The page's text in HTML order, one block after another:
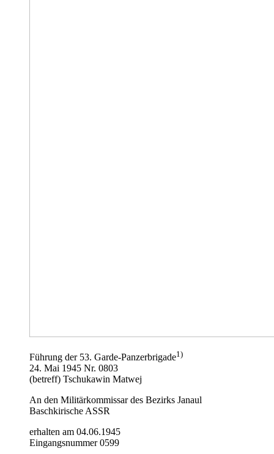
Führung der 53. Garde-Panzerbrigade1)
24. Mai 1945 Nr. 0803
(betreff) Tschukawin Matwej
An den Militärkommissar des Bezirks Janaul
Baschkirische ASSR
erhalten am 04.06.1945
Eingangsnummer 0599